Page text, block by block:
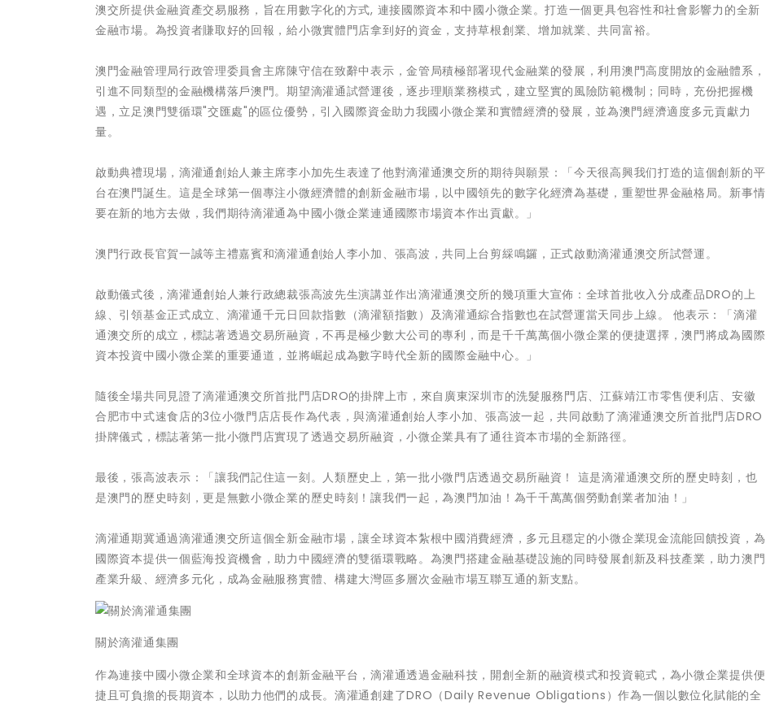
澳交所提供金融資產交易服務，旨在用數字化的方式, 連接國際資本和中國小微企業。打造一個更具包容性和社會影響力的全新
金融市場。為投資者賺取好的回報，給小微實體門店拿到好的資金，支持草根創業、增加就業、共同富裕。
澳門金融管理局行政管理委員會主席陳守信在致辭中表示，金管局積極部署現代金融業的發展，利用澳門高度開放的金融體系，
引進不同類型的金融機構落戶澳門。期望滴灌通試營運後，逐步理順業務模式，建立堅實的風險防範機制；同時，充份把握機
遇，立足澳門雙循環"交匯處"的區位優勢，引入國際資金助力我國小微企業和實體經濟的發展，並為澳門經濟適度多元貢獻力
量。
啟動典禮現場，滴灌通創始人兼主席李小加先生表達了他對滴灌通澳交所的期待與願景：「今天很高興我们打造的這個創新的平
台在澳門誕生。這是全球第一個專注小微經濟體的創新金融市場，以中國領先的數字化經濟為基礎，重塑世界金融格局。新事情
要在新的地方去做，我們期待滴灌通為中國小微企業連通國際市場資本作出貢獻。」
澳門行政長官賀一誠等主禮嘉賓和滴灌通創始人李小加、張高波，共同上台剪綵鳴鑼，正式啟動滴灌通澳交所試營運。
啟動儀式後，滴灌通創始人兼行政總裁張高波先生演講並作出滴灌通澳交所的幾項重大宣佈：全球首批收入分成產品DRO的上
線、引領基金正式成立、滴灌通千元日回款指數（滴灌額指數）及滴灌通綜合指數也在試營運當天同步上線。 他表示：「滴灌
通澳交所的成立，標誌著透過交易所融資，不再是極少數大公司的專利，而是千千萬萬個小微企業的便捷選擇，澳門將成為國際
資本投資中國小微企業的重要通道，並將崛起成為數字時代全新的國際金融中心。」
隨後全場共同見證了滴灌通澳交所首批門店DRO的掛牌上市，來自廣東深圳市的洗髮服務門店、江蘇靖江市零售便利店、安徽
合肥市中式速食店的3位小微門店店長作為代表，與滴灌通創始人李小加、張高波一起，共同啟動了滴灌通澳交所首批門店DRO
掛牌儀式，標誌著第一批小微門店實現了透過交易所融資，小微企業具有了通往資本市場的全新路徑。
最後，張高波表示：「讓我們記住這一刻。人類歷史上，第一批小微門店透過交易所融資！ 這是滴灌通澳交所的歷史時刻，也
是澳門的歷史時刻，更是無數小微企業的歷史時刻！讓我們一起，為澳門加油！為千千萬萬個勞動創業者加油！」
滴灌通期冀通過滴灌通澳交所這個全新金融市場，讓全球資本紮根中國消費經濟，多元且穩定的小微企業現金流能回饋投資，為
國際資本提供一個藍海投資機會，助力中國經濟的雙循環戰略。為澳門搭建金融基礎設施的同時發展創新及科技產業，助力澳門
產業升級、經濟多元化，成為金融服務實體、構建大灣區多層次金融市場互聯互通的新支點。
關於滴灌通集團
作為連接中國小微企業和全球資本的創新金融平台，滴灌通透過金融科技，開創全新的融資模式和投資範式，為小微企業提供便
捷且可負擔的長期資本，以助力他們的成長。滴灌通創建了DRO（Daily Revenue Obligations）作為一個以數位化賦能的全